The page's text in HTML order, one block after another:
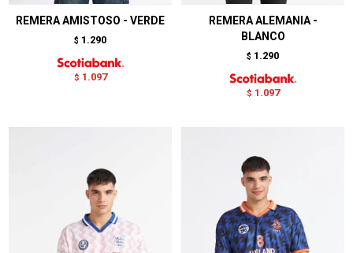
REMERA AMISTOSO - VERDE
$ 1.290
$ 1.097
REMERA ALEMANIA -
BLANCO
$ 1.290
$ 1.097